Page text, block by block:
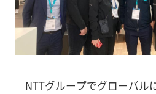
NTTグループでグローバル